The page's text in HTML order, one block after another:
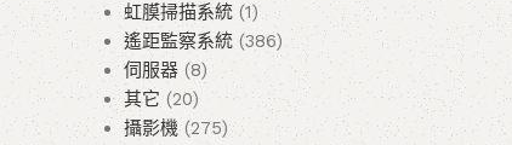
虹膜掃描系統 1
遙距監察系統 386
伺服器
8
其它
20
攝影機 275